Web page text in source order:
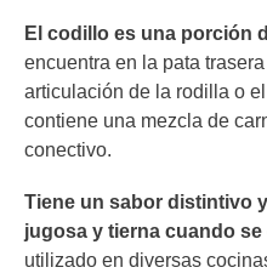
El codillo es una porción
encuentra en la pata
articulación de la rodilla o
contiene una mezcla de
conectivo.
Tiene un sabor distintivo
jugosa y tierna cuando
utilizado en diversas